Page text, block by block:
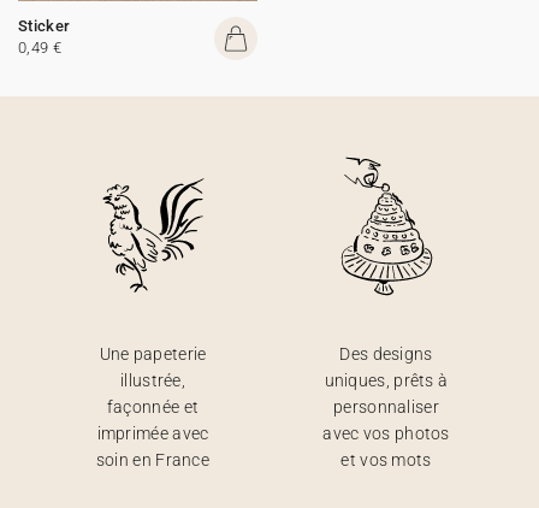
Sticker
0,49 €
Une papeterie
illustrée,
façonnée et
imprimée avec
soin en France
Des designs
uniques, prêts à
personnaliser
avec vos photos
et vos mots